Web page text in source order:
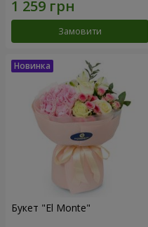
Замовити
Букет "El Monte"